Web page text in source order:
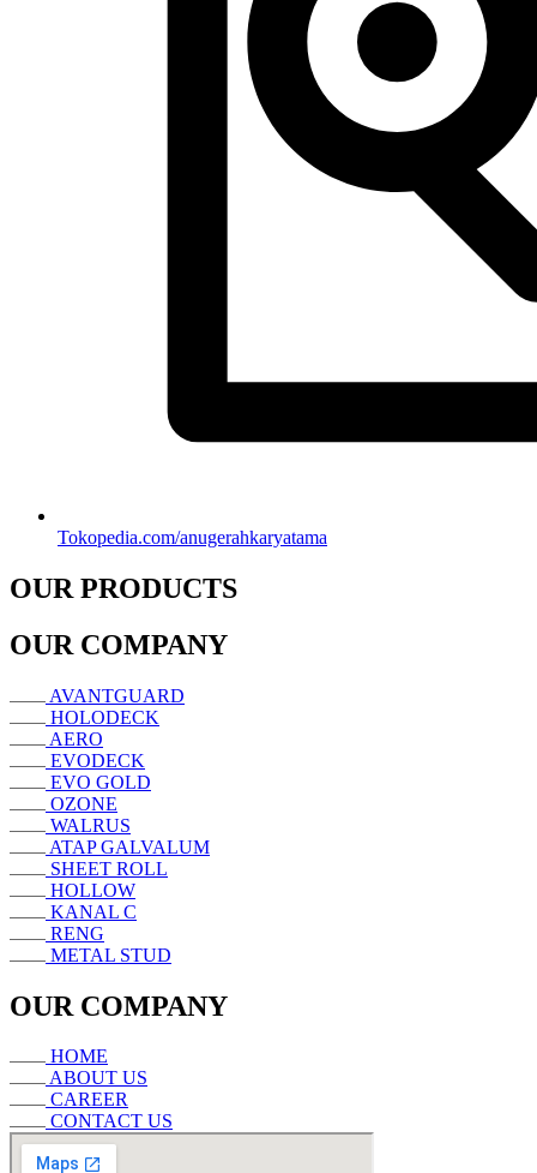
Tokopedia.com/anugerahkaryatama
OUR PRODUCTS
OUR COMPANY
AVANTGUARD
HOLODECK
AERO
EVODECK
EVO GOLD
OZONE
WALRUS
ATAP GALVALUM
SHEET ROLL
HOLLOW
KANAL C
RENG
METAL STUD
OUR COMPANY
HOME
ABOUT US
CAREER
CONTACT US